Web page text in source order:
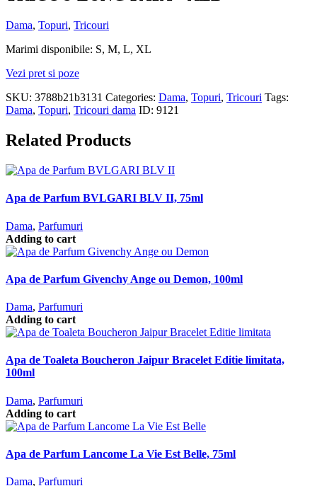
Dama, Topuri, Tricouri
Marimi disponibile: S, M, L, XL
Vezi pret si poze
SKU: 3788b21b3131 Categories: Dama, Topuri, Tricouri Tags:
Dama, Topuri, Tricouri dama ID: 9121
Related Products
Apa de Parfum BVLGARI BLV II, 75ml
Dama, Parfumuri
Adding to cart
Apa de Parfum Givenchy Ange ou Demon, 100ml
Dama, Parfumuri
Adding to cart
Apa de Toaleta Boucheron Jaipur Bracelet Editie limitata,
100ml
Dama, Parfumuri
Adding to cart
Apa de Parfum Lancome La Vie Est Belle, 75ml
Dama, Parfumuri